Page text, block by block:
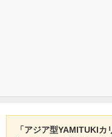
「アジア型YAMITUKI